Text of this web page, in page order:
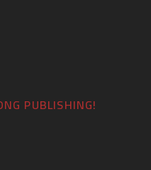
PUBLISHING!